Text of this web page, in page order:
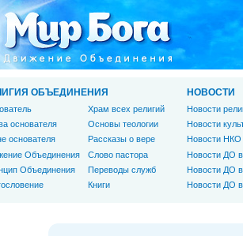
ОБЪЕДИНЕНИЯ
основателя
основателя
Объединения
Объединения
Храм всех религий
Основы теологии
Рассказы о вере
Слово пастора
Переводы служб
Книги
НОВОСТИ
Новости
Новости
Новости НКО
Новости ДО
Новости ДО
Новости ДО